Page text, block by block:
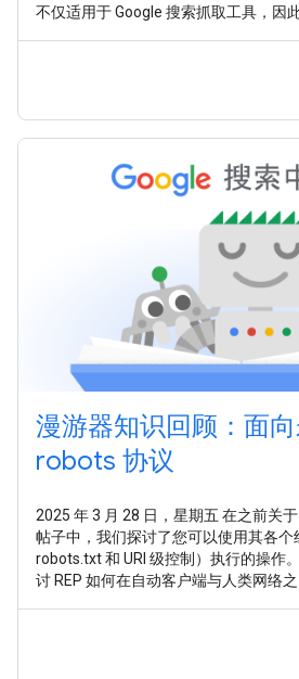
不仅适用于 Google 搜索抓取工具，因
漫游器知识回顾：面
robots 协议
2025 年 3 月 28 日，星期五 在之前关
帖子中，我们探讨了您可以使用其各个
robots.txt 和 URI 级控制）执行的操作
讨 REP 如何在自动客户端与人类网络